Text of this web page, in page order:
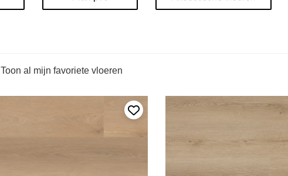
Toon al mijn favoriete vloeren
Voeg toe aan mijn favorieten